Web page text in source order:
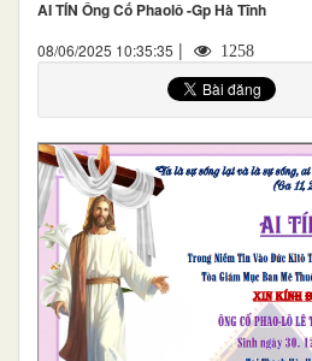
AI TÍN Ông Cố Phaolô -Gp Hà Tĩnh
08/06/2025 10:35:35 | 1258